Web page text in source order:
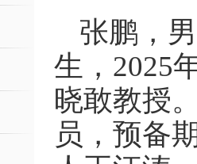
张鹏，
生，2025
晓敢教授
员，预备